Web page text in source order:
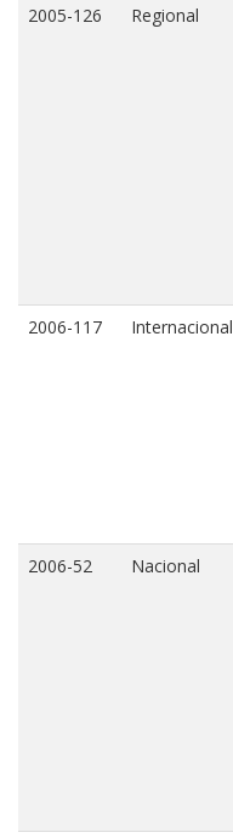
2005-126 Regional
2006-117 Internacional
2006-52 Nacional